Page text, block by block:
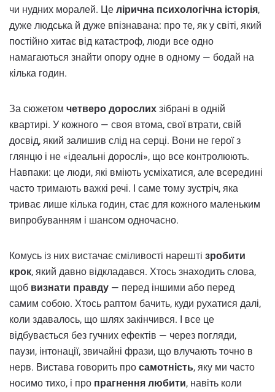
чи нудних моралей. Це лірична психологічна історія,
дуже людська й дуже впізнавана: про те, як у світі, який
постійно хитає від катастроф, люди все одно
намагаються знайти опору одне в одному — бодай на
кілька годин.
За сюжетом четверо дорослих зібрані в одній
квартирі. У кожного — своя втома, свої втрати, свій
досвід, який залишив слід на серці. Вони не герої з
глянцю і не «ідеальні дорослі», що все контролюють.
Навпаки: це люди, які вміють усміхатися, але всередині
часто тримають важкі речі. І саме тому зустріч, яка
триває лише кілька годин, стає для кожного маленьким
випробуванням і шансом одночасно.
Комусь із них вистачає сміливості нарешті зробити
крок, який давно відкладався. Хтось знаходить слова,
щоб визнати правду — перед іншими або перед
самим собою. Хтось раптом бачить, куди рухатися далі,
коли здавалось, що шлях закінчився. І все це
відбувається без гучних ефектів — через погляди,
паузи, інтонації, звичайні фрази, що влучають точно в
нерв. Вистава говорить про самотність, яку ми часто
носимо тихо, і про прагнення любити, навіть коли